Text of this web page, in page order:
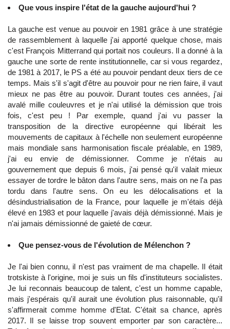
Que vous inspire l'état de la gauche aujourd'hui ?
La gauche est venue au pouvoir en 1981 grâce à une stratégie
de rassemblement à laquelle j'ai apporté quelque chose, mais
c'est François Mitterrand qui portait nos couleurs. Il a donné à la
gauche une sorte de rente institutionnelle, car si vous regardez,
de 1981 à 2017, le PS a été au pouvoir pendant deux tiers de ce
temps. Mais s'il s'agit d'être au pouvoir pour ne rien faire, il vaut
mieux ne pas être au pouvoir. Durant toutes ces années, j'ai
avalé mille couleuvres et je n'ai utilisé la démission que trois
fois, c'est peu ! Par exemple, quand j'ai vu passer la
transposition de la directive européenne qui libérait les
mouvements de capitaux à l'échelle non seulement européenne
mais mondiale sans harmonisation fiscale préalable, en 1989,
j'ai eu envie de démissionner. Comme je n'étais au
gouvernement que depuis 6 mois, j'ai pensé qu'il valait mieux
essayer de tordre le bâton dans l'autre sens, mais on ne l'a pas
tordu dans l'autre sens. On eu les délocalisations et la
désindustrialisation de la France, pour laquelle je m'étais déjà
élevé en 1983 et pour laquelle j'avais déjà démissionné. Mais je
n'ai jamais démissionné de gaieté de cœur.
Que pensez-vous de l'évolution de Mélenchon ?
Je l'ai bien connu, il n'est pas vraiment de ma chapelle. Il était
trotskiste à l'origine, moi je suis un fils d'instituteurs socialistes.
Je lui reconnais beaucoup de talent, c'est un homme capable,
mais j'espérais qu'il aurait une évolution plus raisonnable, qu'il
s'affirmerait comme homme d'Etat. C'était sa chance, après
2017. Il se laisse trop souvent emporter par son caractère...